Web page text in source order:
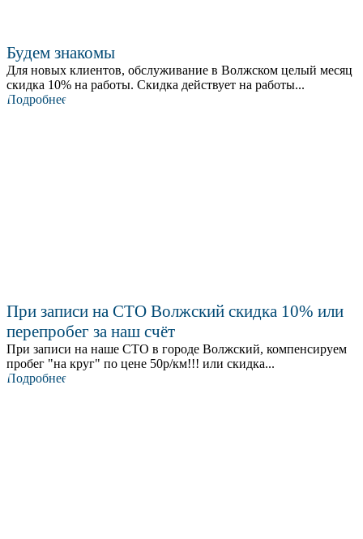
Будем знакомы
Для новых клиентов, обслуживание в Волжском целый месяц
скидка 10% на работы. Скидка действует на работы...
Подробнее
При записи на СТО Волжский скидка 10% или
перепробег за наш счёт
При записи на наше СТО в городе Волжский, компенсируем
пробег "на круг" по цене 50р/км!!! или скидка...
Подробнее